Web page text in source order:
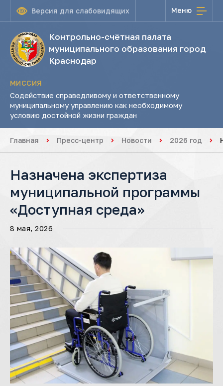
Версия для слабовидящих Меню
Контрольно-счётная палата
муниципального образования город
Краснодар
МИССИЯ
Содействие справедливому и ответственному
муниципальному управлению как необходимому
условию достойной жизни граждан
Главная Пресс-центр Новости 2026 год
Назначена экспертиза
муниципальной программы
«Доступная среда»
8 мая, 2026